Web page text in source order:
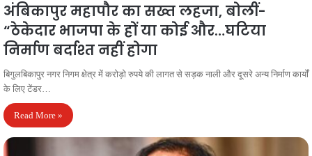
अंबिकापुर महापौर का सख्त लहजा, बोलीं-
“ठेकेदार भाजपा के हों या कोई और…घटिया
निर्माण बर्दाश्त नहीं होगा
बिगुलबिकापुर नगर निगम क्षेत्र में करोड़ो रुपये की लागत से सड़क नाली और दूसरे अन्य निर्माण कार्यों
के लिए टेंडर…
Read More »